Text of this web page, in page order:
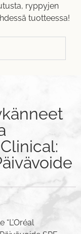
ryppyjen
tuotteessa!